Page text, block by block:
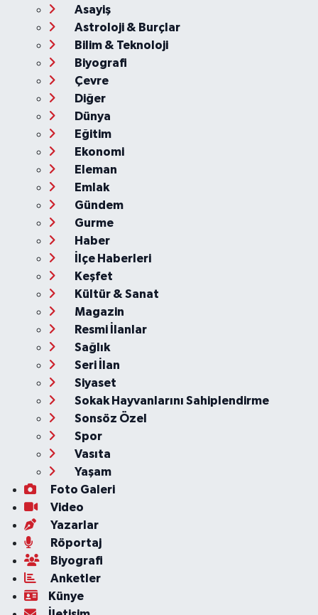
Asayiş
Astroloji & Burçlar
Bilim & Teknoloji
Biyografi
Çevre
Diğer
Dünya
Eğitim
Ekonomi
Eleman
Emlak
Gündem
Gurme
Haber
İlçe Haberleri
Keşfet
Kültür & Sanat
Magazin
Resmi İlanlar
Sağlık
Seri İlan
Siyaset
Sokak Hayvanlarını Sahiplendirme
Sonsöz Özel
Spor
Vasıta
Yaşam
Foto Galeri
Video
Yazarlar
Röportaj
Biyografi
Anketler
Künye